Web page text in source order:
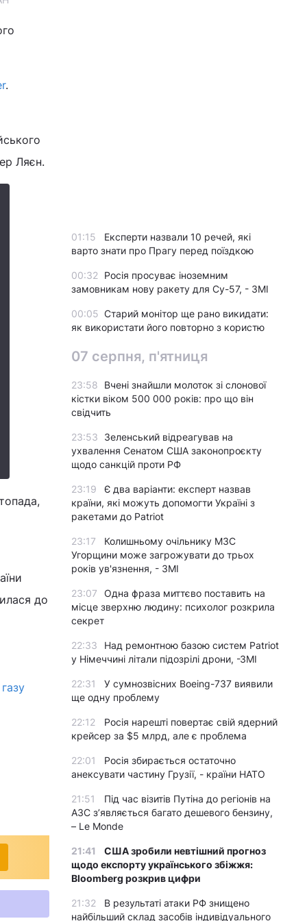
.
Ляєн.
до
01:15
Експерти назвали 10 речей, які
варто знати про Прагу перед поїздкою
00:32
Росія просуває іноземним
замовникам нову ракету для Су-57, - ЗМІ
00:05 Старий монітор ще рано викидати:
як використати його повторно з користю
07 серпня, п'ятниця
23:58
Вчені знайшли молоток зі слонової
кістки віком 500 000 років: про що він
свідчить
23:53
Зеленський відреагував на
ухвалення Сенатом США законопроєкту
щодо санкцій проти РФ
23:19
Є два варіанти: експерт назвав
країни, які можуть допомогти Україні з
ракетами до Patriot
23:17
Колишньому очільнику МЗС
Угорщини може загрожувати до трьох
років ув'язнення, - ЗМІ
23:07
Одна фраза миттєво поставить на
місце зверхню людину: психолог розкрила
секрет
22:33
Над ремонтною базою систем Patriot
у Німеччині літали підозрілі дрони, -ЗМІ
22:31
У сумнозвісних Boeing-737 виявили
ще одну проблему
22:12
Росія нарешті повертає свій ядерний
крейсер за $5 млрд, але є проблема
22:01
Росія збирається остаточно
анексувати частину Грузії, - країни НАТО
21:51
Під час візитів Путіна до регіонів на
АЗС з’являється багато дешевого бензину,
– Le Monde
21:41
США зробили невтішний прогноз
щодо експорту українського збіжжя:
Bloomberg розкрив цифри
21:32
В результаті атаки РФ знищено
найбільший склад засобів індивідуального